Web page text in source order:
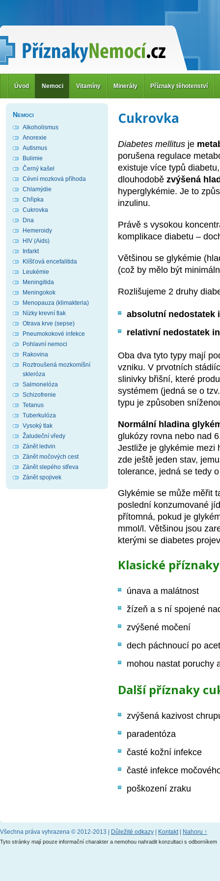
Úvod Nemoci Vitamíny Minerály Příznaky těhotenství
Cukrovka
Diabetes mellitus je
porušena regulace
existuje více typů
dlouhodobě zvýšená
hyperglykémie. Je to
inzulinu.
Právě s vysokou
komplikace diabetu –
Většinou se glykémie
(což by mělo být
Rozlišujeme 2 druhy
absolutní nedostatek
relativní nedostatek
Oba dva tyto typy mají
vzniku. V prvotních
slinivky břišní, které
systémem (jedná se o
typu je způsoben
Normální hladina
glukózy rovna nebo nad
Jestliže je glykémie mezi
zde ještě jeden stav,
tolerance, jedná se tedy
Glykémie se může měřit
poslední konzumované
přítomná, pokud je
mmol/l. Většinou jsou
kterými se diabetes
Klasické
únava a malátnost
žízeň a s ní spojené
zvýšené močení
dech páchnoucí po
mohou nastat poruchy
Další příznaky
zvýšená kazivost
paradentóza
časté kožní infekce
časté infekce
poškození zraku
Nemoci
Alkoholismus
Anorexie
Autismus
Bulimie
Černý kašel
Cévní mozková příhoda
Chlamýdie
Chřipka
Cukrovka
Dna
Hemeroidy
HIV (Aids)
Infarkt
Klíšťová encefalitida
Leukémie
Meningitida
Meningokok
Menopauza (klimakteria)
Nízky krevní tlak
Otrava krve (sepse)
Pneumokokové infekce
Pohlavní nemoci
Rakovina
Roztroušená mozkomíšní
skleróza
Salmonelóza
Schizofrenie
Tetanus
Tuberkulóza
Vysoký tlak
Žaludeční vředy
Zánět ledvin
Zánět močových cest
Zánět slepého střeva
Zánět spojivek
Všechna práva vyhrazena © 2012-2013 | Důležité odkazy Kontakt| Nahoru ↑
Tyto stránky mají pouze informační charakter a nemohou nahradit konzultaci s odborníkem